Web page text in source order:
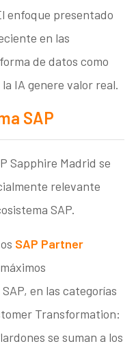
enfoque presentado
en las
de datos como
IA genere valor real.
SAP
Sapphire Madrid se
relevante
SAP.
SAP Partner
en las categorías
Transformation:
se suman a los